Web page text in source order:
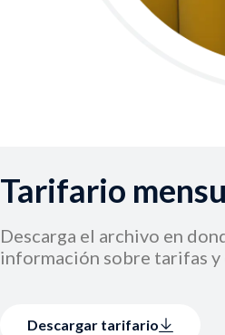
Tarifario
Descarga el archivo en
información sobre tarifas y
Descargar tarifario